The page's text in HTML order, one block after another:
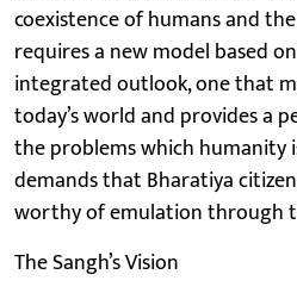
coexistence of humans and
requires a new model based
integrated outlook, one that
today’s world and provides a
the problems which humanity
demands that Bharatiya
worthy of emulation through
The Sangh’s Vision